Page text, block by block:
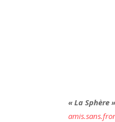
« La Sphère